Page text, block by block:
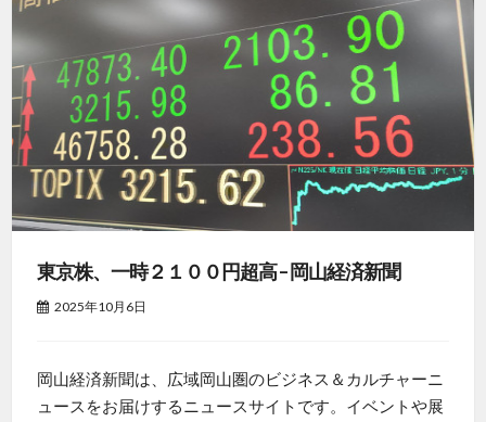
東京株、一時２１００円超高 – 岡山経済新聞
2025年10月6日
岡山経済新聞は、広域岡山圏のビジネス＆カルチャーニ
ュースをお届けするニュースサイトです。イベントや展